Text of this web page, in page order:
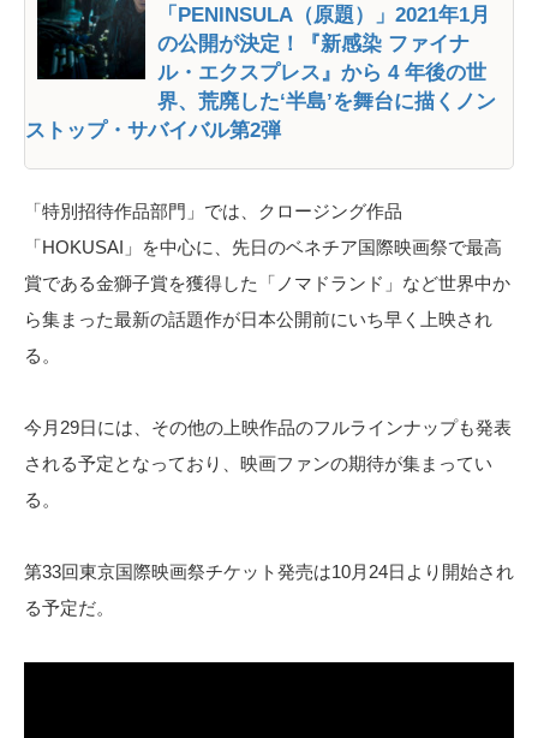
「PENINSULA（原題）」2021年1月
の公開が決定！『新感染 ファイナ
ル・エクスプレス』から 4 年後の世
界、荒廃した‘半島’を舞台に描くノン
ストップ・サバイバル第2弾
「特別招待作品部門」では、クロージング作品
「HOKUSAI」を中心に、先日のベネチア国際映画祭で最高
賞である金獅子賞を獲得した「ノマドランド」など世界中か
ら集まった最新の話題作が日本公開前にいち早く上映され
る。
今月29日には、その他の上映作品のフルラインナップも発表
される予定となっており、映画ファンの期待が集まってい
る。
第33回東京国際映画祭チケット発売は10月24日より開始され
る予定だ。